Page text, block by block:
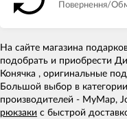
Повернення/
На сайте магазина
подобрать и приобрести
Конячка , оригинальные
Большой выбор в
производителей - MyMap,
рюкзаки с быстрой